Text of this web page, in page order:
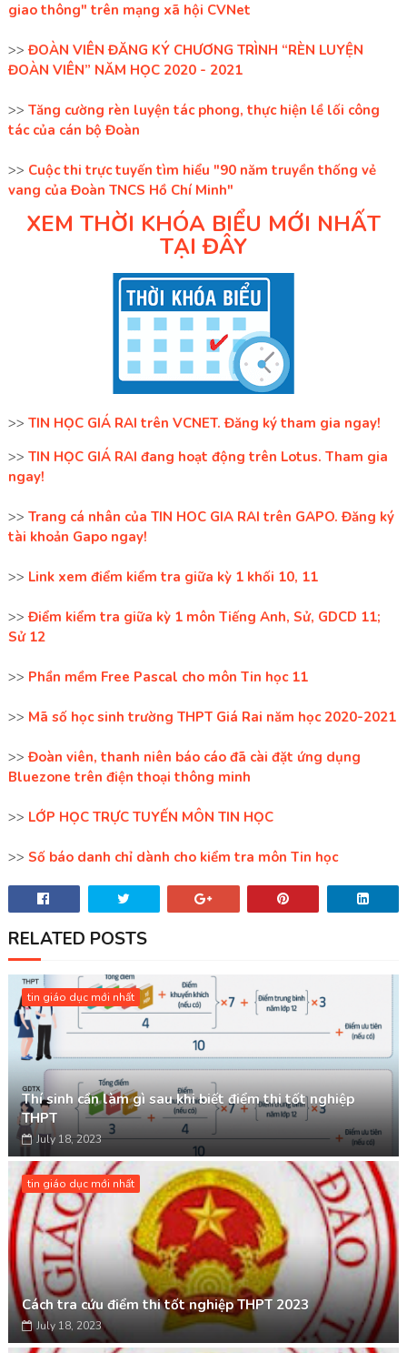
giao thông" trên mạng xã hội CVNet
>>ĐOÀN VIÊN ĐĂNG KÝ CHƯƠNG TRÌNH “RÈN LUYỆN
ĐOÀN VIÊN” NĂM HỌC 2020 - 2021
>> Tăng cường rèn luyện tác phong, thực hiện lề lối công
tác của cán bộ Đoàn
>> Cuộc thi trực tuyến tìm hiểu "90 năm truyền thống vẻ
vang của Đoàn TNCS Hồ Chí Minh"
XEM THỜI KHÓA BIỂU MỚI NHẤT
TẠI ĐÂY
>> TIN HỌC GIÁ RAI trên VCNET. Đăng ký tham gia ngay!
>> TIN HỌC GIÁ RAI đang hoạt động trên Lotus. Tham gia
ngay!
>> Trang cá nhân của TIN HOC GIA RAI trên GAPO. Đăng ký
tài khoản Gapo ngay!
>> Link xem điểm kiểm tra giữa kỳ 1 khối 10, 11
>>Điểm kiểm tra giữa kỳ 1 môn Tiếng Anh, Sử, GDCD 11;
Sử 12
>> Phần mềm Free Pascal cho môn Tin học 11
>> Mã số học sinh trường THPT Giá Rai năm học 2020-2021
>>Đoàn viên, thanh niên báo cáo đã cài đặt ứng dụng
Bluezone trên điện thoại thông minh
>> LỚP HỌC TRỰC TUYẾN MÔN TIN HỌC
>> Số báo danh chỉ dành cho kiểm tra môn Tin học
RELATED POSTS
tin giáo dục mới nhất
Thí sinh cần làm gì sau khi biết điểm thi tốt nghiệp
THPT
July 18, 2023
tin giáo dục mới nhất
Cách tra cứu điểm thi tốt nghiệp THPT 2023
July 18, 2023